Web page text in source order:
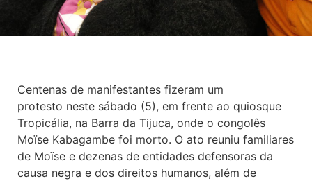
Centenas de manifestantes fizeram um
protesto neste sábado (5), em frente ao quiosque
Tropicália, na Barra da Tijuca, onde o congolês
Moïse Kabagambe foi morto. O ato reuniu familiares
de Moïse e dezenas de entidades defensoras da
causa negra e dos direitos humanos, além de